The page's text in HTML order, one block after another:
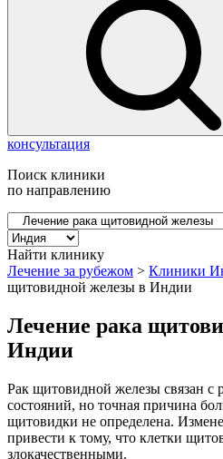
консультация
Поиск клиники
по направлению
Найти клинику
Лечение за рубежом > Клиники
щитовидной железы в Индии
Лечение рака
Индии
Рак щитовидной железы связан с
состояний, но точная причина
щитовидки не определена.
привести к тому, что клетки
злокачественными.